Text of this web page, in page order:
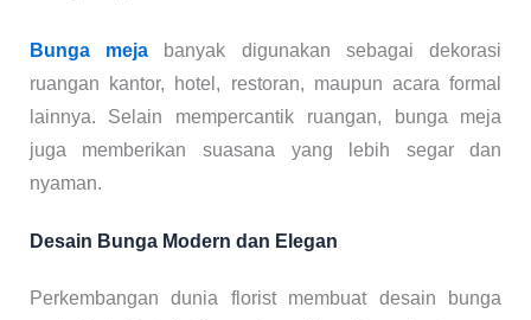
Bunga mejabanyak digunakan sebagai dekorasi
ruangan kantor, hotel, restoran, maupun acara formal
lainnya. Selain mempercantik ruangan, bunga meja
juga memberikan suasana yang lebih segar dan
nyaman.
Desain Bunga Modern dan Elegan
Perkembangan dunia florist membuat desain bunga